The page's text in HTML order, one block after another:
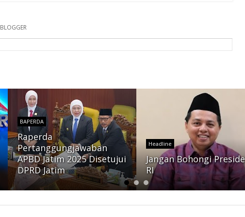
BLOGGER
BAPERDA
Raperda
Pertanggungjawaban
APBD Jatim 2025 Disetujui
DPRD Jatim
Headline
Jangan Bohongi
RI